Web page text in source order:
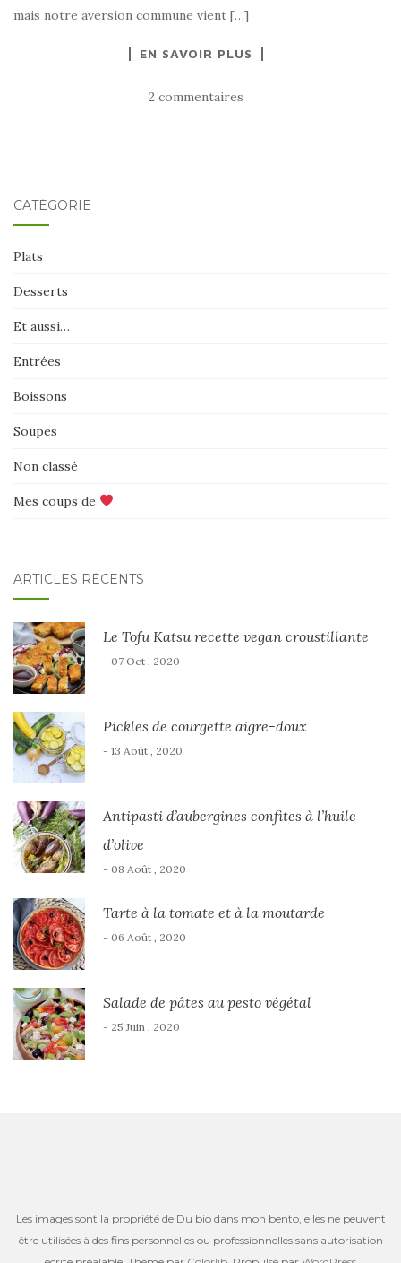
mais notre aversion commune vient […]
EN SAVOIR PLUS
2 commentaires
CATÉGORIE
Plats
Desserts
Et aussi…
Entrées
Boissons
Soupes
Non classé
Mes coups de
ARTICLES RÉCENTS
Le Tofu Katsu recette vegan croustillante
- 07 Oct , 2020
Pickles de courgette aigre-doux
- 13 Août , 2020
Antipasti d’aubergines confites à l’huile
d’olive
- 08 Août , 2020
Tarte à la tomate et à la moutarde
- 06 Août , 2020
Salade de pâtes au pesto végétal
- 25 Juin , 2020
Les images sont la propriété de Du bio dans mon bento, elles ne peuvent
être utilisées à des fins personnelles ou professionnelles sans autorisation